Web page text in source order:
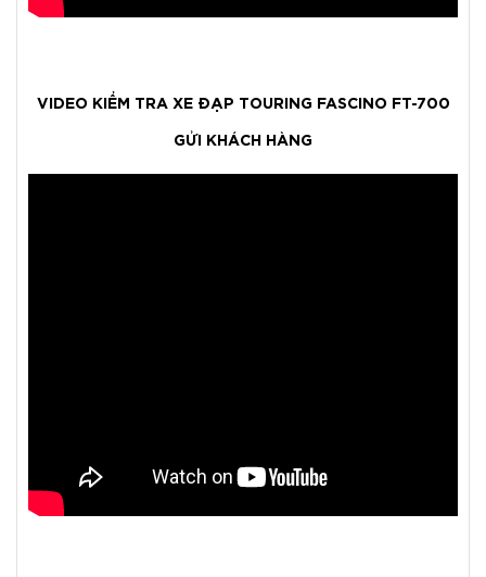
VIDEO KIỂM TRA XE ĐẠP TOURING FASCINO FT-700
GỬI KHÁCH HÀNG